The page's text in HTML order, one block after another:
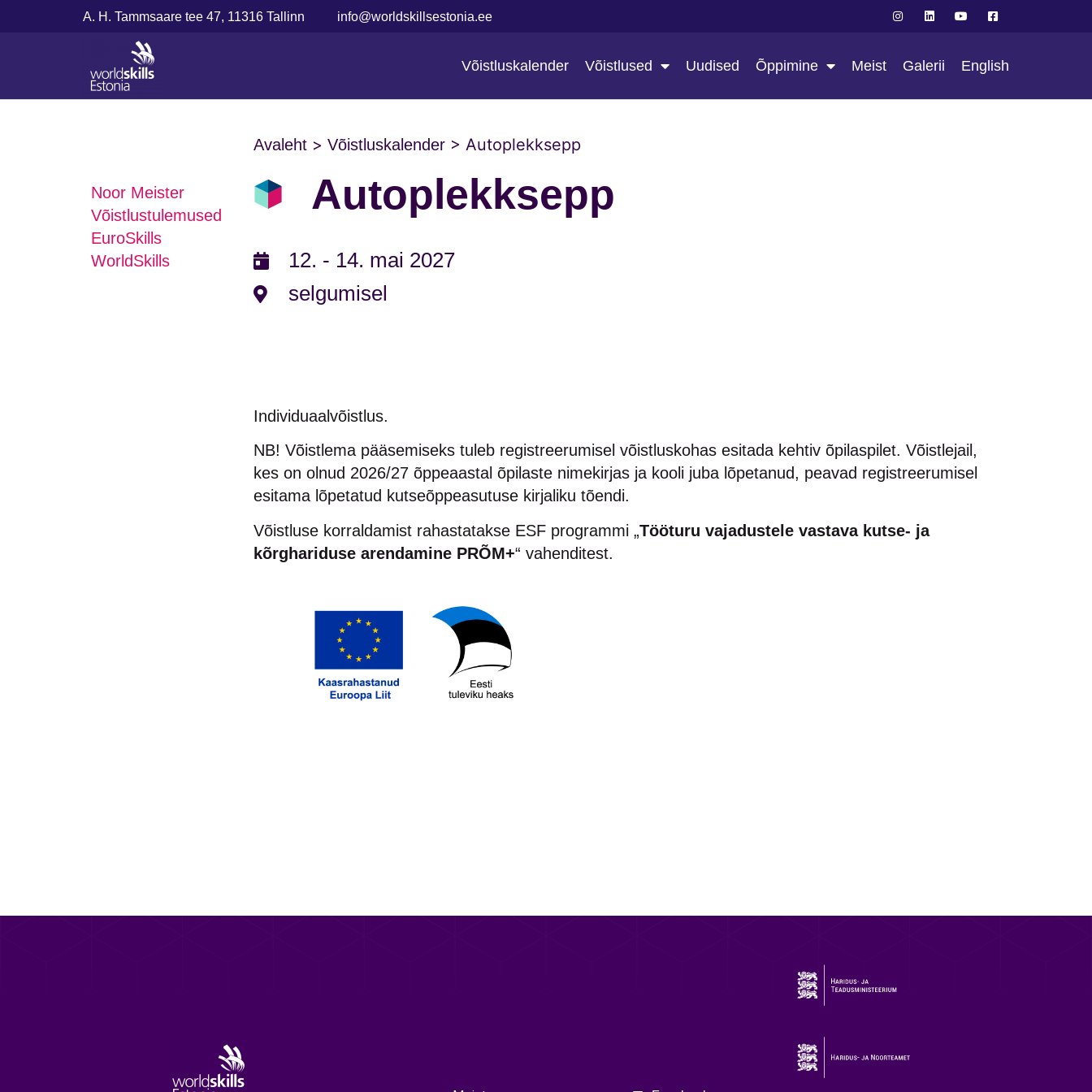
A. H. Tammsaare tee 47, 11316 Tallinn info@worldskillsestonia.ee
Võistluskalender Võistlused Uudised Õppimine Meist Galerii English
Noor Meister
Võistlustulemused
EuroSkills
WorldSkills
Avaleht > Võistluskalender > Autoplekksepp
Autoplekksepp
12. - 14. mai 2027
selgumisel
Individuaalvõistlus.
NB! Võistlema pääsemiseks tuleb registreerumisel võistluskohas esitada kehtiv õpilaspilet. Võistlejail,
kes on olnud 2026/27 õppeaastal õpilaste nimekirjas ja kooli juba lõpetanud, peavad registreerumisel
esitama lõpetatud kutseõppeasutuse kirjaliku tõendi.
Võistluse korraldamist rahastatakse ESF programmi „Tööturu vajadustele vastava kutse- ja
kõrghariduse arendamine PRÕM+“ vahenditest.